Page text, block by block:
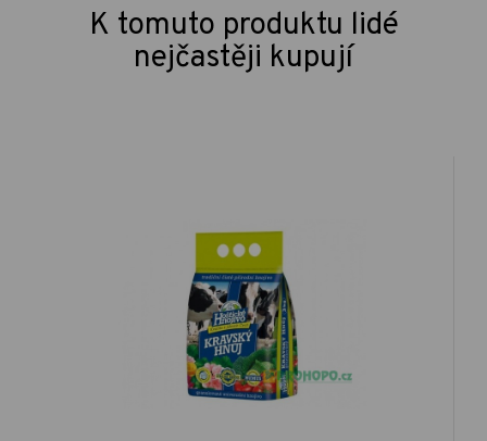
K tomuto produktu lidé
nejčastěji kupují